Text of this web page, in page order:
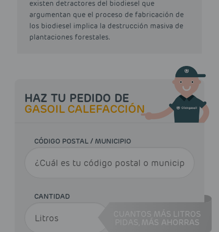
existen detractores del biodiesel que
argumentan que el proceso de fabricación de
los biodiesel implica la destrucción masiva de
plantaciones forestales.
HAZ TU PEDIDO DE
GASOIL CALEFACCIÓN
CÓDIGO POSTAL / MUNICIPIO
CANTIDAD
CUANTOS MÁS LITROS
MÁS AHORRAS